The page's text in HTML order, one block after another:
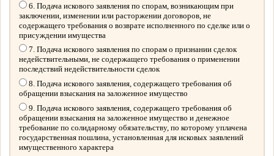
6. Подача искового заявления по спорам, возникающим при
заключении, изменении или расторжении договоров, не
содержащего требования о возврате исполненного по сделке или о
присуждении имущества
7. Подача искового заявления по спорам о признании сделок
недействительными, не содержащего требования о применении
последствий недействительности сделок
8. Подача искового заявления, содержащего требования об
обращении взыскания на заложенное имущество
9. Подача искового заявления, содержащего требования об
обращении взыскания на заложенное имущество и денежное
требование по солидарному обязательству, по которому уплачена
государственная пошлина, установленная для исковых заявлений
имущественного характера